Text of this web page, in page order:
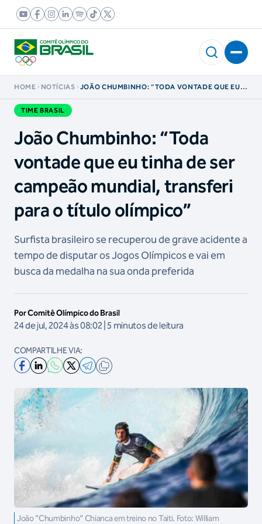
HOME NOTÍCIAS
JOÃO CHUMBINHO: “TODA VONTADE QUE EU
TIME BRASIL
João Chumbinho: “Toda
vontade que eu tinha de ser
campeão mundial, transferi
para o título olímpico”
Surfista brasileiro se recuperou de grave acidente a
tempo de disputar os Jogos Olímpicos e vai em
busca da medalha na sua onda preferida
Por Comitê Olímpico do Brasil
24 de jul, 2024 às 08:02 | 5 minutos de leitura
COMPARTILHE VIA:
João “Chumbinho” Chianca em treino no Taiti. Foto: William